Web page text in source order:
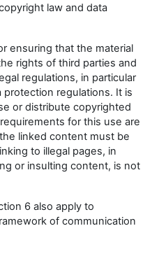
law and data
ensuring that the material
rights of third parties and
regulations, in particular
regulations. It is
or distribute copyrighted
for this use are
linked content must be
to illegal pages, in
or insulting content, is not
6 also apply to
of communication